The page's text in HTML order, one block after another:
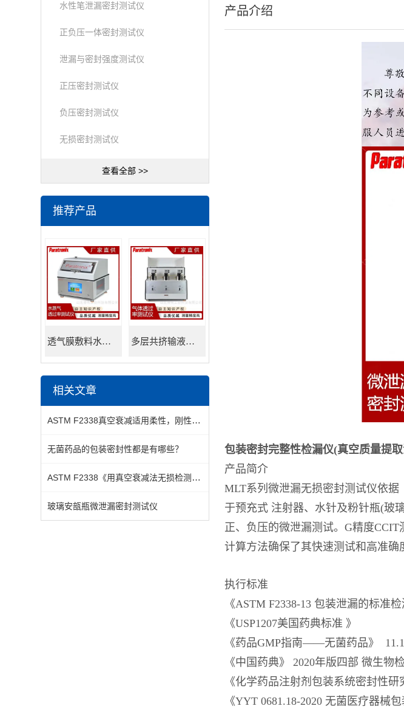
水性笔泄漏密封测试仪
正负压一体密封测试仪
泄漏与密封强度测试仪
正压密封测试仪
负压密封测试仪
无损密封测试仪
查看全部 >>
推荐产品
透气膜敷料水蒸透过率测试仪 多层共挤输液用膜氮气透过率测试仪
相关文章
ASTM F2338真空衰减适用柔性，刚性，真空，泡罩，液体袋等包装
无菌药品的包装密封性都是有哪些？
ASTM F2338《用真空衰减法无损检测包装中泄漏的标准测试方法》
玻璃安瓿瓶微泄漏密封测试仪
产品介绍
包装密封完整性检漏仪(真空质量提
产品简介
MLT系列微泄漏无损密封测试仪依据
于预充式 注射器、水针及粉针瓶(玻
正、负压的微泄漏测试。G精度
计算方法确保了其快速测试和高准确
执行标准
《ASTM F2338-13 包装泄漏的标准
《USP1207美国药典标准 》
《药品GMP指南——无菌药品》
《中国药典》 2020年版四部 微生物
《化学药品注射剂包装系统密封性研
《YYT 0681.18-2020 无菌医疗器械